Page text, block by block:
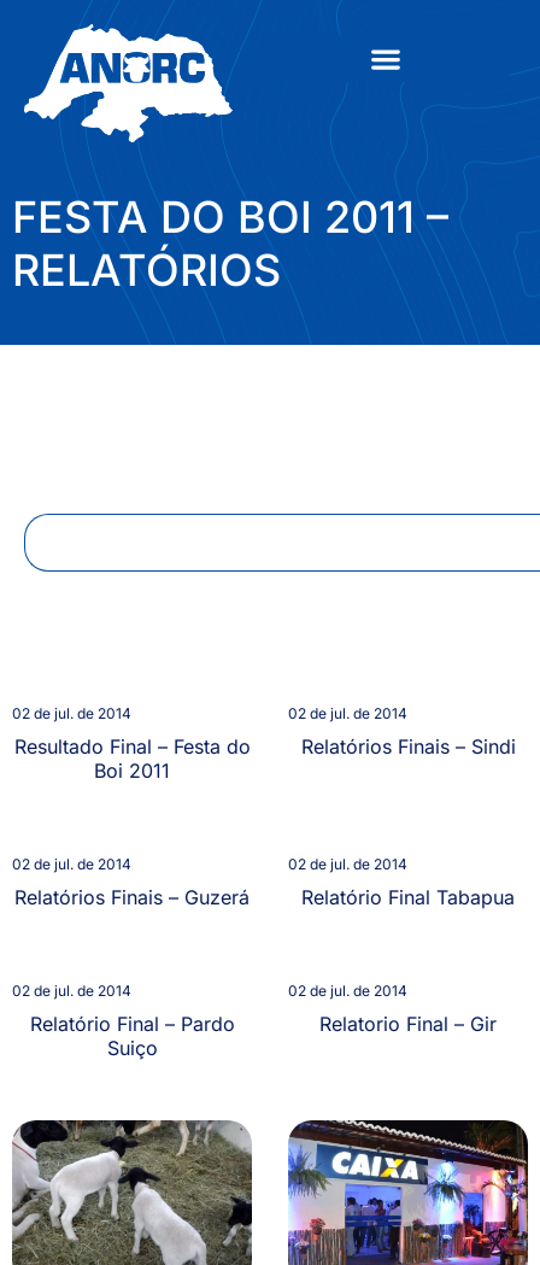
FESTA DO BOI 2011 –
RELATÓRIOS
02 de jul. de 2014
Resultado Final – Festa do
Boi 2011
02 de jul. de 2014
Relatórios Finais – Sindi
02 de jul. de 2014
Relatórios Finais – Guzerá
02 de jul. de 2014
Relatório Final Tabapua
02 de jul. de 2014
Relatório Final – Pardo
Suiço
02 de jul. de 2014
Relatorio Final – Gir